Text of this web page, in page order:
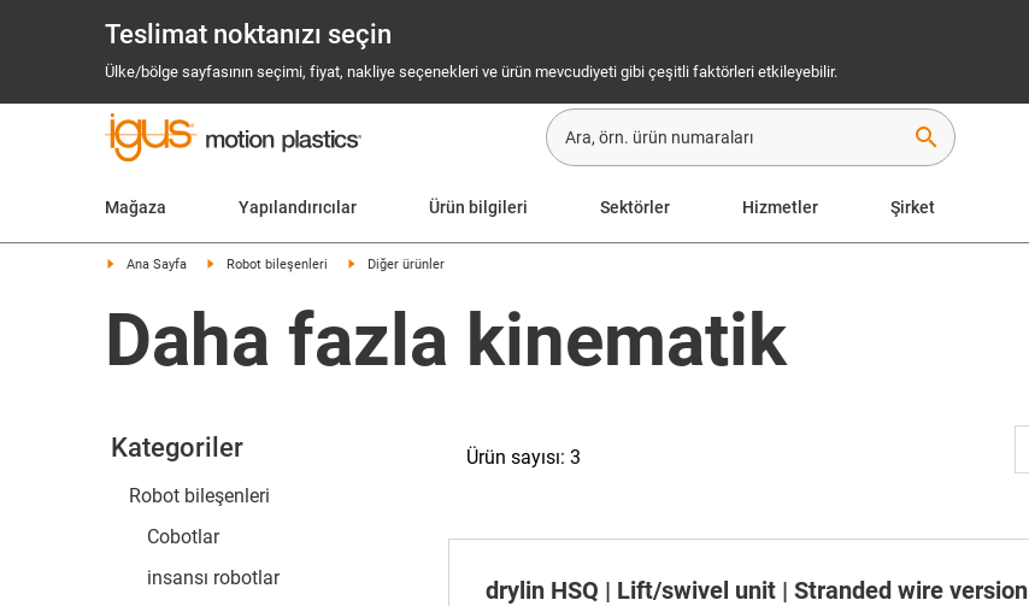
Teslimat noktanızı seçin
Ülke/bölge sayfasının seçimi, fiyat, nakliye seçenekleri ve ürün mevcudiyeti gibi çeşitli faktörleri etkileyebilir.
search
Mağaza Yapılandırıcılar Ürün bilgileri Sektörler Hizmetler Şirket
Ana Sayfa Robot bileşenleri Diğer ürünler
Daha fazla kinematik
Kategoriler
Robot bileşenleri
Cobotlar
insansı robotlar
Ürün sayısı: 3
drylin HSQ | Lift/swivel unit | Stranded wire version